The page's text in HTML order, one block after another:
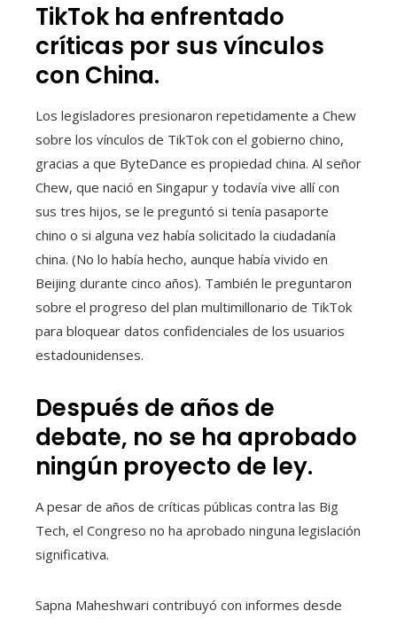
TikTok ha enfrentado
críticas por sus vínculos
con China.
Los legisladores presionaron repetidamente a Chew
sobre los vínculos de TikTok con el gobierno chino,
gracias a que ByteDance es propiedad china. Al señor
Chew, que nació en Singapur y todavía vive allí con
sus tres hijos, se le preguntó si tenía pasaporte
chino o si alguna vez había solicitado la ciudadanía
china. (No lo había hecho, aunque había vivido en
Beijing durante cinco años). También le preguntaron
sobre el progreso del plan multimillonario de TikTok
para bloquear datos confidenciales de los usuarios
estadounidenses.
Después de años de
debate, no se ha aprobado
ningún proyecto de ley.
A pesar de años de críticas públicas contra las Big
Tech, el Congreso no ha aprobado ninguna legislación
significativa.
Sapna Maheshwari contribuyó con informes desde